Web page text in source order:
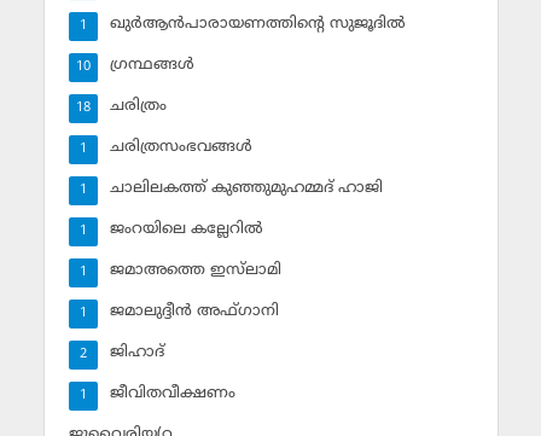
ഖുര്‍ആന്‍പാരായണത്തിന്റെ സുജൂദില്‍
1
ഗ്രന്ഥങ്ങള്‍
10
ചരിത്രം
18
ചരിത്രസംഭവങ്ങള്‍
1
ചാലിലകത്ത് കുഞ്ഞുമുഹമ്മദ് ഹാജി
1
ജംറയിലെ കല്ലേറില്‍
1
ജമാഅത്തെ ഇസ്‌ലാമി
1
ജമാലുദ്ദീന്‍ അഫ്ഗാനി
1
ജിഹാദ്‌
2
ജീവിതവീക്ഷണം
1